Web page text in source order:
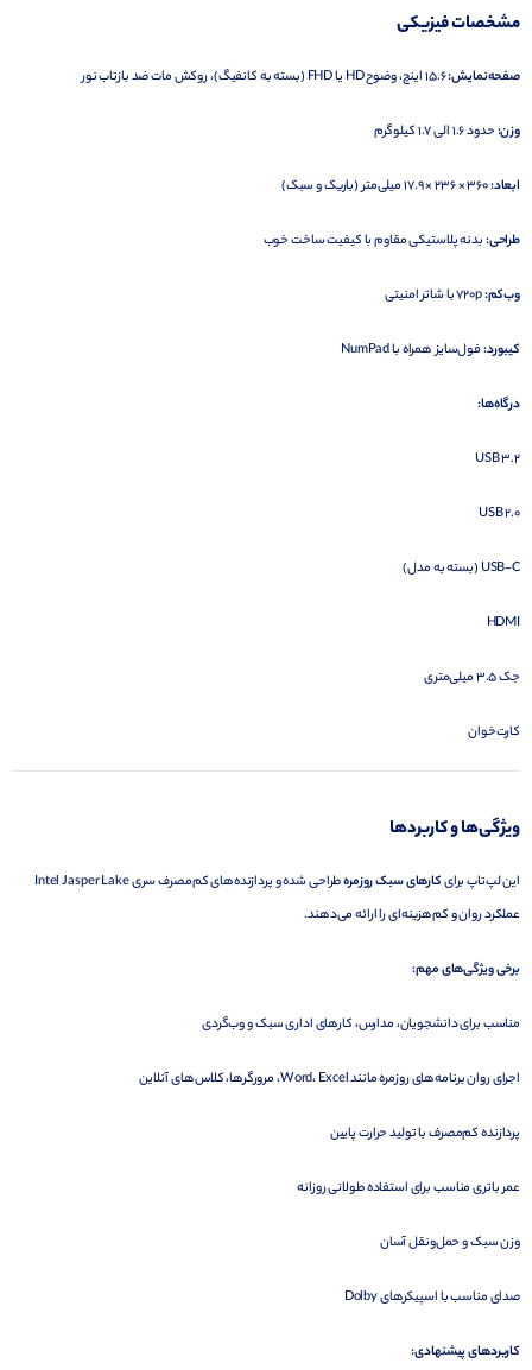
مشخصات فیزیکی
صفحه‌نمایش:15.6 اینچ، وضوح HD یا FHD (بسته به کانفیگ)، روکش مات ضد بازتاب نور
وزن:حدود 1.6 الی 1.7 کیلوگرم
ابعاد:360 × 236 × 17.9 میلی‌متر (باریک و سبک)
طراحی:بدنه پلاستیکی مقاوم با کیفیت ساخت خوب
وب‌کم:720p با شاتر امنیتی
کیبورد:فول‌سایز همراه با NumPad
درگاه‌ها:
USB 3.2
USB 2.0
USB-C (بسته به مدل)
HDMI
جک 3.5 میلی‌متری
کارت‌خوان
ویژگی‌ها و کاربردها
این لپ‌تاپ برایکارهای سبک روزمره
طراحی شده و پردازنده‌های کم‌مصرف سری Intel Jasper Lake
عملکرد روان و کم‌هزینه‌ای را ارائه می‌دهند.
برخی ویژگی‌های مهم:
مناسب برای دانشجویان، مدارس، کارهای اداری سبک و وب‌گردی
اجرای روان برنامه‌های روزمره مانند Word، Excel، مرورگرها، کلاس‌های آنلاین
پردازنده کم‌مصرف با تولید حرارت پایین
عمر باتری مناسب برای استفاده طولانی روزانه
وزن سبک و حمل‌ونقل آسان
صدای مناسب با اسپیکرهای Dolby
کاربردهای پیشنهادی: